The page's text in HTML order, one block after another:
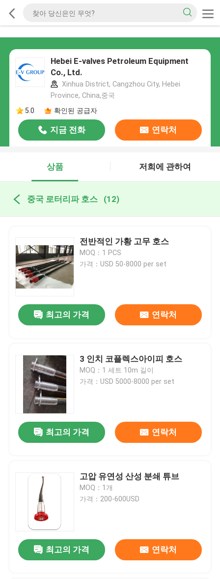
Hebei E-valves Petroleum Equipment
Co., Ltd.
Xinhua District, Cangzhou City, Hebei
Province, China,중국
5.0
확인된 공급자
지금 전화 연락처
상품 저희에 관하여
중국 로터리파 호스 (12)
전반적인 가황 고무 호스
MOQ：1 PCS
가격：USD 50-8000 per set
최고의 가격 연락처
3 인치 코플렉스아이피 호스
MOQ：1 세트 10m 길이
가격：USD 5000-8000 per set
최고의 가격 연락처
고압 유연성 산성 분쇄 튜브
MOQ：1개
가격：200-600USD
최고의 가격 연락처